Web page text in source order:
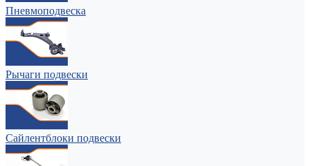
Пневмоподвеска
Рычаги подвески
Сайлентблоки подвески